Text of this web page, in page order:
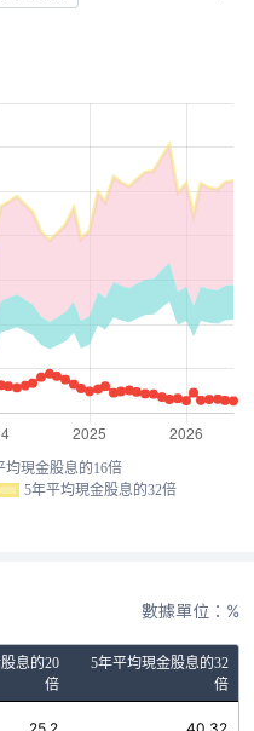
均現金股息的16倍
5年平均現金股息的32倍
數據單位：%
息的20
倍
5年平均現金股息的32
倍